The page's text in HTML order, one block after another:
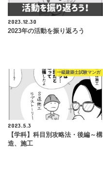
2023.12.30
2023年の活動を振り返ろう
一級建築士試験マンガ
2023.5.3
【学科】科目別攻略法・後編～構
造、施工